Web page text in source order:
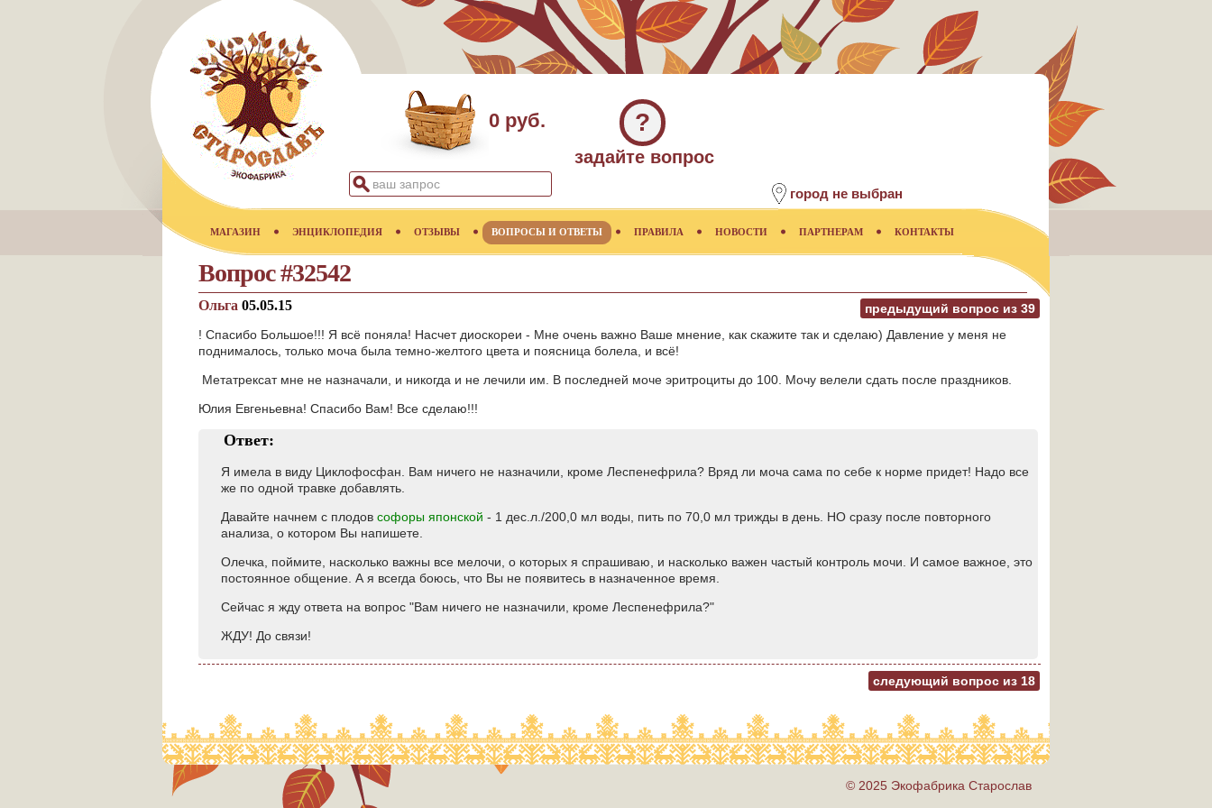
0 руб. ?
задайте вопрос
город не выбран
МАГАЗИН ЭНЦИКЛОПЕДИЯ ОТЗЫВЫ ВОПРОСЫ И ОТВЕТЫ ПРАВИЛА НОВОСТИ ПАРТНЕРАМ КОНТАКТЫ
Вопрос #32542
предыдущий вопрос из 39
Ольга 05.05.15
! Спасибо Большое!!! Я всё поняла! Насчет диоскореи - Мне очень важно Ваше мнение, как скажите так и сделаю) Давление у меня не
поднималось, только моча была темно-желтого цвета и поясница болела, и всё!
Метатрексат мне не назначали, и никогда и не лечили им. В последней моче эритроциты до 100. Мочу велели сдать после праздников.
Юлия Евгеньевна! Спасибо Вам! Все сделаю!!!
Ответ:
Я имела в виду Циклофосфан. Вам ничего не назначили, кроме Леспенефрила? Вряд ли моча сама по себе к норме придет! Надо все
же по одной травке добавлять.
Давайте начнем с плодов софоры японской - 1 дес.л./200,0 мл воды, пить по 70,0 мл трижды в день. НО сразу после повторного
анализа, о котором Вы напишете.
Олечка, поймите, насколько важны все мелочи, о которых я спрашиваю, и насколько важен частый контроль мочи. И самое важное, это
постоянное общение. А я всегда боюсь, что Вы не появитесь в назначенное время.
Сейчас я жду ответа на вопрос "Вам ничего не назначили, кроме Леспенефрила?"
ЖДУ! До связи!
следующий вопрос из 18
© 2025 Экофабрика Старослав